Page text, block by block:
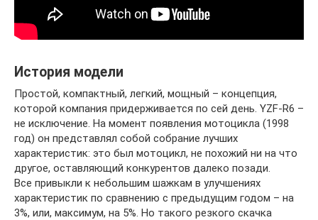
История модели
Простой, компактный, легкий, мощный – концепция,
которой компания придерживается по сей день. YZF-R6 –
не исключение. На момент появления мотоцикла (1998
год) он представлял собой собрание лучших
характеристик: это был мотоцикл, не похожий ни на что
другое, оставляющий конкурентов далеко позади.
Все привыкли к небольшим шажкам в улучшениях
характеристик по сравнению с предыдущим годом – на
3%, или, максимум, на 5%. Но такого резкого скачка